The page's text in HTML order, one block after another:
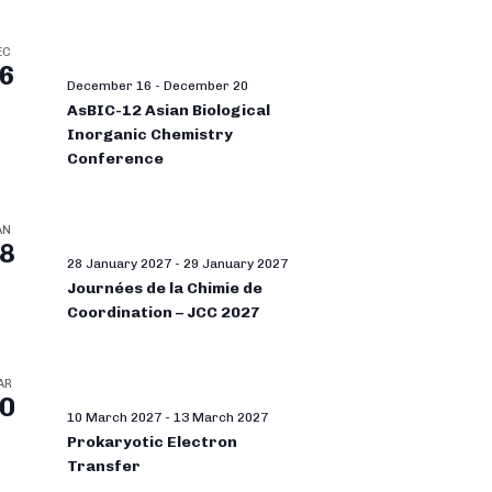
December 16 - December 20
AsBIC-12 Asian Biological
Inorganic Chemistry
Conference
28 January 2027 - 29 January 2027
Journées de la Chimie de
Coordination – JCC 2027
10 March 2027 - 13 March 2027
Prokaryotic Electron
Transfer